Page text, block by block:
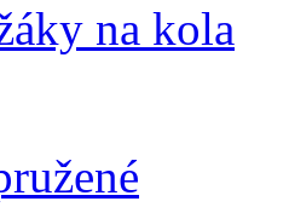
na kola